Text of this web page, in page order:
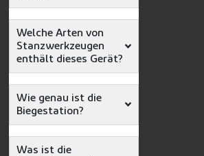
Welche Arten von
Stanzwerkzeugen
enthält dieses Gerät?
Wie genau ist die
Biegestation?
Was ist die